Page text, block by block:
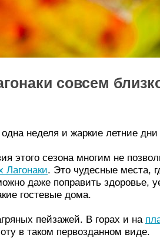
совсем
неделя и жаркие летние
этого сезона многим не
Лагонаки. Это чудесные места,
даже поправить здоровье,
гостевые дома.
пейзажей. В горах и на
в таком первозданном виде.